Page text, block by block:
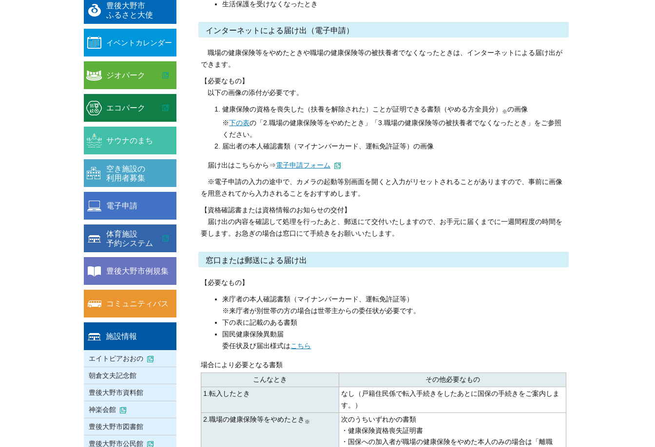
生活保護を受けなくなったとき
インターネットによる届け出（電子申請）
職場の健康保険等をやめたときや職場の健康保険等の被扶養者でなくなったときは、インターネットによる届け出が
できます。
【必要なもの】
以下の画像の添付が必要です。
健康保険の資格を喪失した（扶養を解除された）ことが証明できる書類（やめる方全員分） ※の画像
※下の表の「2.職場の健康保険等をやめたとき」「3.職場の健康保険等の被扶養者でなくなったとき」をご参照
ください。
届出者の本人確認書類（マイナンバーカード、運転免許証等）の画像
届け出はこちらから⇒電子申請フォーム
※電子申請の入力の途中で、カメラの起動等別画面を開くと入力がリセットされることがありますので、事前に画像
を用意されてから入力されることをおすすめします。
【資格確認書または資格情報のお知らせの交付】
届け出の内容を確認して処理を行ったあと、郵送にて交付いたしますので、お手元に届くまでに一週間程度の時間を
要します。お急ぎの場合は窓口にて手続きをお願いいたします。
窓口または郵送による届け出
【必要なもの】
来庁者の本人確認書類（マイナンバーカード、運転免許証等）
※来庁者が別世帯の方の場合は世帯主からの委任状が必要です。
下の表に記載のある書類
国民健康保険異動届
委任状及び届出様式は こちら
場合により必要となる書類
こんなとき
その他必要なもの
1.転入したとき
なし（戸籍住民係で転入手続きをしたあとに国保の手続きをご案内しま
す。）
2.職場の健康保険等をやめたとき ※
次のうちいずれかの書類
・健康保険資格喪失証明書
・国保への加入者が職場の健康保険をやめた本人のみの場合は「離職
豊後大野市
ふるさと大使
イベントカレンダー
ジオパーク
エコパーク
サウナのまち
空き施設の
利用者募集
電子申請
体育施設
予約システム
豊後大野市例規集
コミュニティバス
施設情報
エイトピアおおの
朝倉文夫記念館
豊後大野市資料館
神楽会館
豊後大野市図書館
豊後大野市公民館